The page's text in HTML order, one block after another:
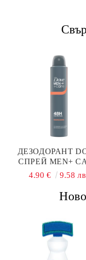
ДЕЗОДОРАНТ
СПРЕЙ MEN+
ENERGIZING
4.90 € 9.58